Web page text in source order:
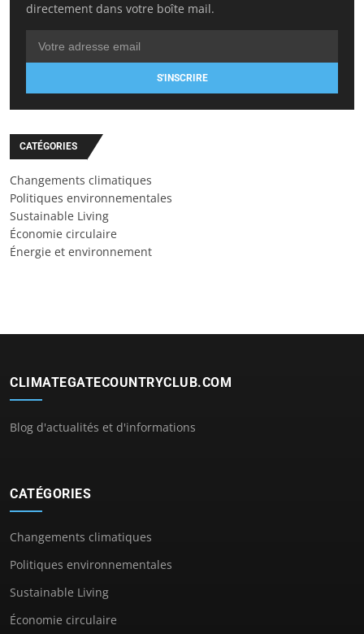
directement dans votre boîte mail.
S'INSCRIRE
CATÉGORIES
Changements climatiques
Politiques environnementales
Sustainable Living
Économie circulaire
Énergie et environnement
CLIMATEGATECOUNTRYCLUB.COM
Blog d'actualités et d'informations
CATÉGORIES
Changements climatiques
Politiques environnementales
Sustainable Living
Économie circulaire